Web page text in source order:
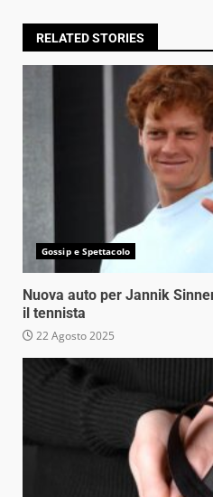
RELATED STORIES
Gossip e Spettacolo
Nuova auto per Jannik
il tennista
22 Agosto 2025